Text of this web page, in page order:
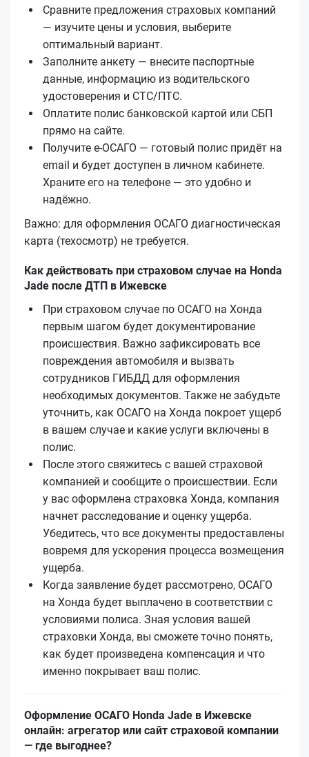
Сравните предложения страховых компаний
— изучите цены и условия, выберите
оптимальный вариант.
Заполните анкету — внесите паспортные
данные, информацию из водительского
удостоверения и СТС/ПТС.
Оплатите полис банковской картой или СБП
прямо на сайте.
Получите е‑ОСАГО — готовый полис придёт на
email и будет доступен в личном кабинете.
Храните его на телефоне — это удобно и
надёжно.
Важно: для оформления ОСАГО диагностическая
карта (техосмотр) не требуется.
Как действовать при страховом случае на Honda
Jade после ДТП в Ижевске
При страховом случае по ОСАГО на Хонда
первым шагом будет документирование
происшествия. Важно зафиксировать все
повреждения автомобиля и вызвать
сотрудников ГИБДД для оформления
необходимых документов. Также не забудьте
уточнить, как ОСАГО на Хонда покроет ущерб
в вашем случае и какие услуги включены в
полис.
После этого свяжитесь с вашей страховой
компанией и сообщите о происшествии. Если
у вас оформлена страховка Хонда, компания
начнет расследование и оценку ущерба.
Убедитесь, что все документы предоставлены
вовремя для ускорения процесса возмещения
ущерба.
Когда заявление будет рассмотрено, ОСАГО
на Хонда будет выплачено в соответствии с
условиями полиса. Зная условия вашей
страховки Хонда, вы сможете точно понять,
как будет произведена компенсация и что
именно покрывает ваш полис.
Оформление ОСАГО Honda Jade в Ижевске
онлайн: агрегатор или сайт страховой компании
— где выгоднее?